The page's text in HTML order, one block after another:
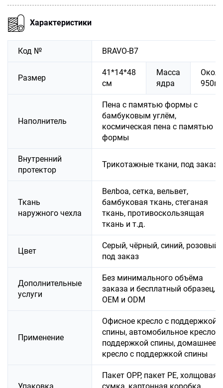
Характеристики
Код № BRAVO-B7
Размер
41*14*48
см
Масса
ядра
950г
Наполнитель
Пена с памятью формы с
бамбуковым углём,
космическая пена с памятью
формы
Внутренний
протектор
Трикотажные ткани, под заказ
Ткань
наружного чехла
Велboa, сетка, вельвет,
бамбуковая ткань, стеганая
ткань, противоскользящая
ткань и т.д.
Цвет
Серый, чёрный, синий, розовый,
под заказ
Дополнительные
услуги
Без минимального объёма
заказа и бесплатный образец,
OEM и ODM
Применение
Офисное кресло с поддержкой
спины, автомобильное кресло с
поддержкой спины, домашнее
кресло с поддержкой спины
Пакет OPP, пакет PE, холщовая